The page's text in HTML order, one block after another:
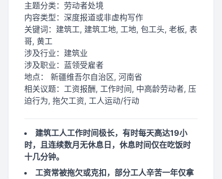
主题分类： 劳动者处境
内容类型： 深度报道或非虚构写作
关键词： 建筑工, 建筑工地, 工地, 包工头, 老板, 表
哥, 黄工
涉及行业： 建筑业
涉及职业： 蓝领受雇者
地点： 新疆维吾尔自治区, 河南省
相关议题： 工资报酬, 工作时间, 中高龄劳动者, 压
迫行为, 拖欠工资, 工人运动/行动
建筑工人工作时间极长，有时每天高达19小
时，且连续数月无休息日，休息时间仅在吃饭时
十几分钟。
工资常被拖欠或克扣，部分工人辛苦一年仅拿